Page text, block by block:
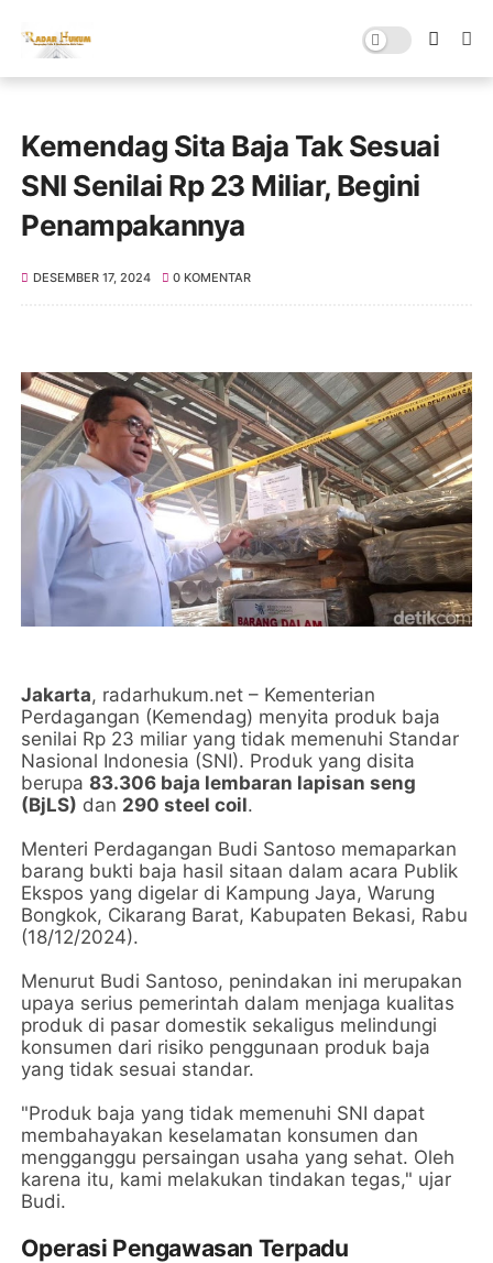
Kemendag Sita Baja Tak Sesuai
SNI Senilai Rp 23 Miliar, Begini
Penampakannya
DESEMBER 17, 2024 0 KOMENTAR
Jakarta, radarhukum.net – Kementerian
Perdagangan (Kemendag) menyita produk baja
senilai Rp 23 miliar yang tidak memenuhi Standar
Nasional Indonesia (SNI). Produk yang disita
berupa83.306 baja lembaran lapisan seng
(BjLS) dan 290 steel coil.
Menteri Perdagangan Budi Santoso memaparkan
barang bukti baja hasil sitaan dalam acara Publik
Ekspos yang digelar di Kampung Jaya, Warung
Bongkok, Cikarang Barat, Kabupaten Bekasi, Rabu
(18/12/2024).
Menurut Budi Santoso, penindakan ini merupakan
upaya serius pemerintah dalam menjaga kualitas
produk di pasar domestik sekaligus melindungi
konsumen dari risiko penggunaan produk baja
yang tidak sesuai standar.
"Produk baja yang tidak memenuhi SNI dapat
membahayakan keselamatan konsumen dan
mengganggu persaingan usaha yang sehat. Oleh
karena itu, kami melakukan tindakan tegas," ujar
Budi.
Operasi Pengawasan Terpadu